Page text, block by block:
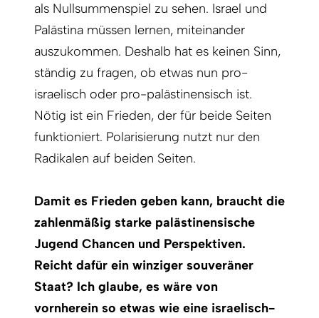
als Nullsummenspiel zu sehen. Israel und
Palästina müssen lernen, miteinander
auszukommen. Deshalb hat es keinen Sinn,
ständig zu fragen, ob etwas nun pro-
israelisch oder pro-palästinensisch ist.
Nötig ist ein Frieden, der für beide Seiten
funktioniert. Polarisierung nutzt nur den
Radikalen auf beiden Seiten.
Damit es Frieden geben kann, braucht die
zahlenmäßig starke palästinensische
Jugend Chancen und Perspektiven.
Reicht dafür ein winziger souveräner
Staat? Ich glaube, es wäre von
vornherein so etwas wie eine israelisch-